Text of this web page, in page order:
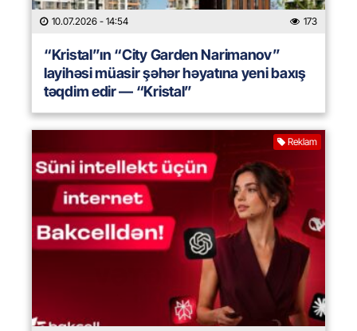
10.07.2026 - 14:54 173
“Kristal”ın “City Garden Narimanov”
layihəsi müasir şəhər həyatına yeni baxış
təqdim edir — “Kristal”
Reklam